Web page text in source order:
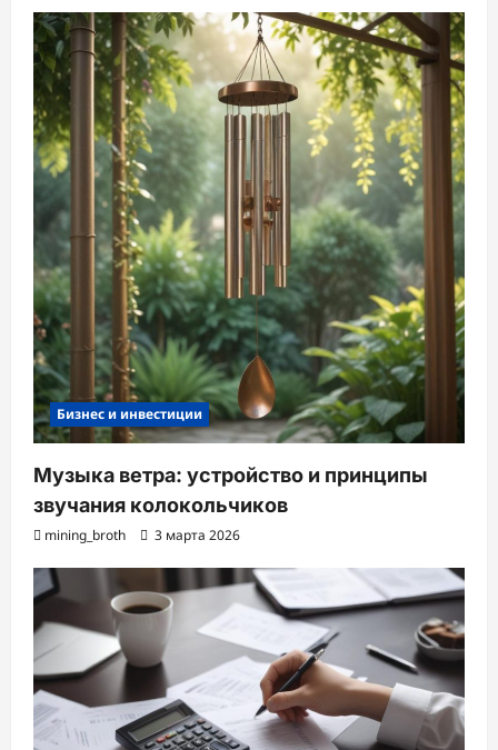
Бизнес и инвестиции
Музыка ветра: устройство и принципы
звучания колокольчиков
mining_broth 3 марта 2026